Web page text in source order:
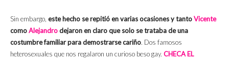
Sin embargo, este hecho se repitió en varias ocasiones y tantoVicente
comoAlejandrodejaron en claro que solo se trataba de una
costumbre familiar para demostrarse cariño. Dos famosos
heterosexuales que nos regalaron un curioso beso gay. CHECA EL